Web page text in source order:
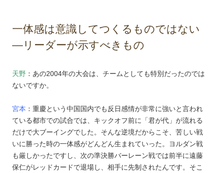
一体感は意識してつくるものではない
―リーダーが示すべきもの
天野 ：あの2004年の大会は、チームとしても特別だったのでは
ないですか。
宮本 ：重慶という中国国内でも反日感情が非常に強いと言われ
ている都市での試合では、キックオフ前に「君が代」が流れる
だけで大ブーイングでした。そんな逆境だからこそ、苦しい戦
いに勝った時の一体感がどんどん生まれていった。ヨルダン戦
も厳しかったですし、次の準決勝バーレーン戦では前半に遠藤
保仁がレッドカードで退場し、相手に先制されたんです。そこ